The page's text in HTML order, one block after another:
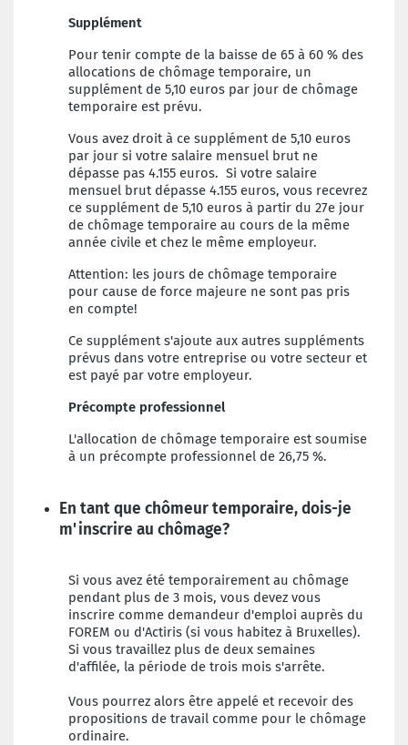
Supplément
Pour tenir compte de la baisse de 65 à 60 % des
allocations de chômage temporaire, un
supplément de 5,10 euros par jour de chômage
temporaire est prévu.
Vous avez droit à ce supplément de 5,10 euros
par jour si votre salaire mensuel brut ne
dépasse pas 4.155 euros. Si votre salaire
mensuel brut dépasse 4.155 euros, vous recevrez
ce supplément de 5,10 euros à partir du 27e jour
de chômage temporaire au cours de la même
année civile et chez le même employeur.
Attention: les jours de chômage temporaire
pour cause de force majeure ne sont pas pris
en compte!
Ce supplément s'ajoute aux autres suppléments
prévus dans votre entreprise ou votre secteur et
est payé par votre employeur.
Précompte professionnel
L'allocation de chômage temporaire est soumise
à un précompte professionnel de 26,75 %.
En tant que chômeur temporaire, dois-je
m'inscrire au chômage?
Si vous avez été temporairement au chômage
pendant plus de 3 mois, vous devez vous
inscrire comme demandeur d'emploi auprès du
FOREM ou d'Actiris (si vous habitez à Bruxelles).
Si vous travaillez plus de deux semaines
d'affilée, la période de trois mois s'arrête.
Vous pourrez alors être appelé et recevoir des
propositions de travail comme pour le chômage
ordinaire.